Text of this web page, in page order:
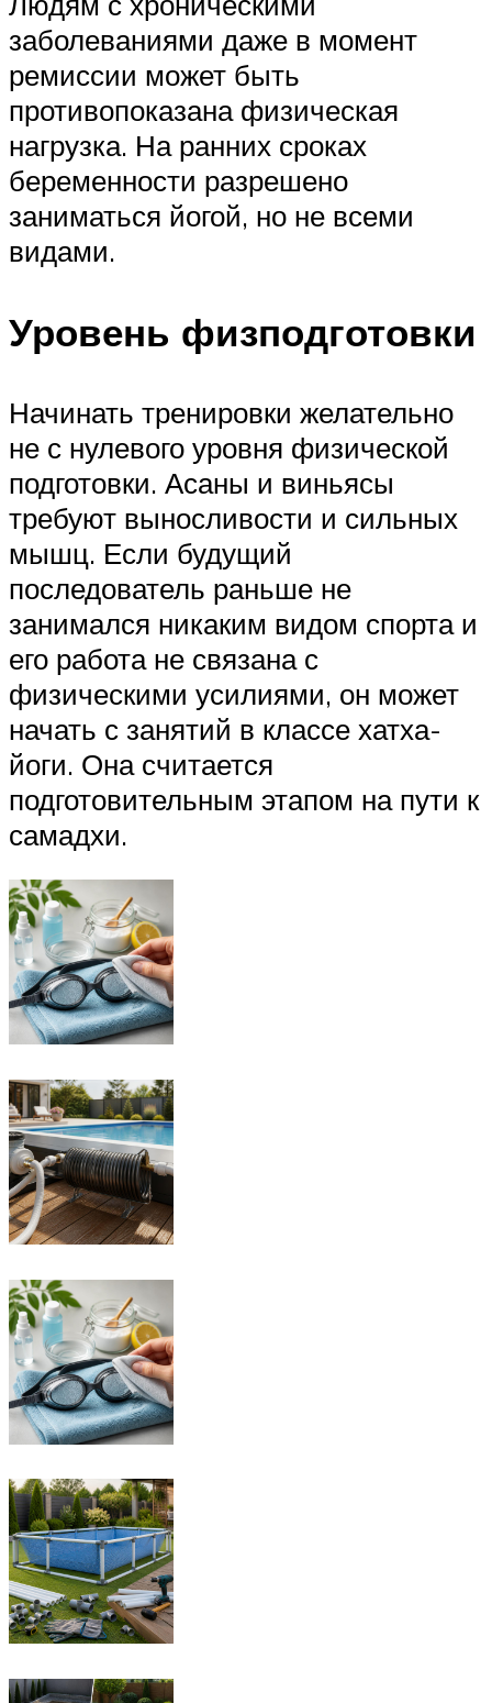
заболеваниями даже в момент
ремиссии может быть
противопоказана физическая
нагрузка. На ранних сроках
беременности разрешено
заниматься йогой, но не всеми
видами.
Уровень физподготовки
Начинать тренировки желательно
не с нулевого уровня физической
подготовки. Асаны и виньясы
требуют выносливости и сильных
мышц. Если будущий
последователь раньше не
занимался никаким видом спорта и
его работа не связана с
физическими усилиями, он может
начать с занятий в классе хатха-
йоги. Она считается
подготовительным этапом на пути к
самадхи.